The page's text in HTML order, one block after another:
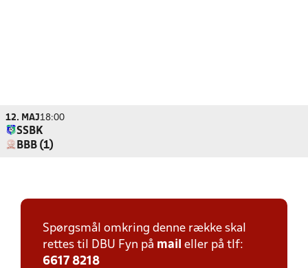
12. MAJ18:00
SSBK
BBB (1)
Spørgsmål omkring denne række skal
rettes til DBU Fyn på mail eller på tlf:
6617 8218